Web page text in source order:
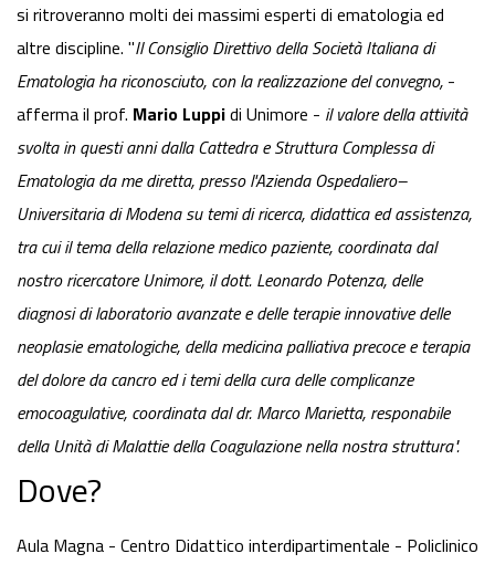
si ritroveranno molti dei massimi esperti di ematologia ed
altre discipline. "Il Consiglio Direttivo della Società Italiana di
Ematologia ha riconosciuto, con la realizzazione del convegno, -
afferma il prof. Mario Luppidi Unimore - il valore della attività
svolta in questi anni dalla Cattedra e Struttura Complessa di
Ematologia da me diretta, presso l'Azienda Ospedaliero–
Universitaria di Modena su temi di ricerca, didattica ed assistenza,
tra cui il tema della relazione medico paziente, coordinata dal
nostro ricercatore Unimore, il dott. Leonardo Potenza, delle
diagnosi di laboratorio avanzate e delle terapie innovative delle
neoplasie ematologiche, della medicina palliativa precoce e terapia
del dolore da cancro ed i temi della cura delle complicanze
emocoagulative, coordinata dal dr. Marco Marietta, responabile
della Unità di Malattie della Coagulazione nella nostra struttura".
Dove?
Aula Magna - Centro Didattico interdipartimentale - Policlinico